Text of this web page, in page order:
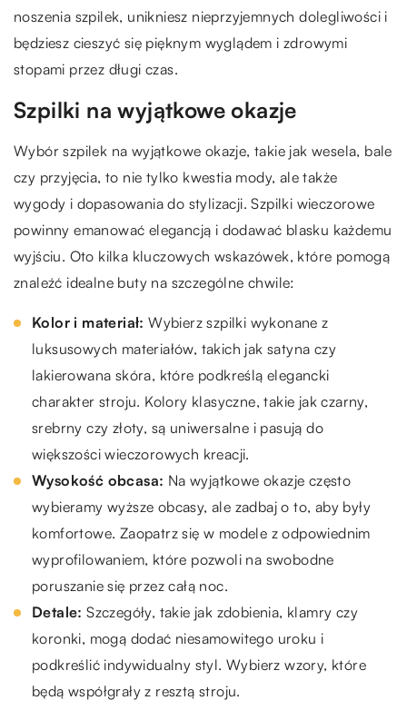
noszenia szpilek, unikniesz nieprzyjemnych dolegliwości i
będziesz cieszyć się pięknym wyglądem i zdrowymi
stopami przez długi czas.
Szpilki na wyjątkowe okazje
Wybór szpilek na wyjątkowe okazje, takie jak wesela, bale
czy przyjęcia, to nie tylko kwestia mody, ale także
wygody i dopasowania do stylizacji. Szpilki wieczorowe
powinny emanować elegancją i dodawać blasku każdemu
wyjściu. Oto kilka kluczowych wskazówek, które pomogą
znaleźć idealne buty na szczególne chwile:
Kolor i materiał:Wybierz szpilki wykonane z
luksusowych materiałów, takich jak satyna czy
lakierowana skóra, które podkreślą elegancki
charakter stroju. Kolory klasyczne, takie jak czarny,
srebrny czy złoty, są uniwersalne i pasują do
większości wieczorowych kreacji.
Wysokość obcasa: Na wyjątkowe okazje często
wybieramy wyższe obcasy, ale zadbaj o to, aby były
komfortowe. Zaopatrz się w modele z odpowiednim
wyprofilowaniem, które pozwoli na swobodne
poruszanie się przez całą noc.
Detale:Szczegóły, takie jak zdobienia, klamry czy
koronki, mogą dodać niesamowitego uroku i
podkreślić indywidualny styl. Wybierz wzory, które
będą współgrały z resztą stroju.